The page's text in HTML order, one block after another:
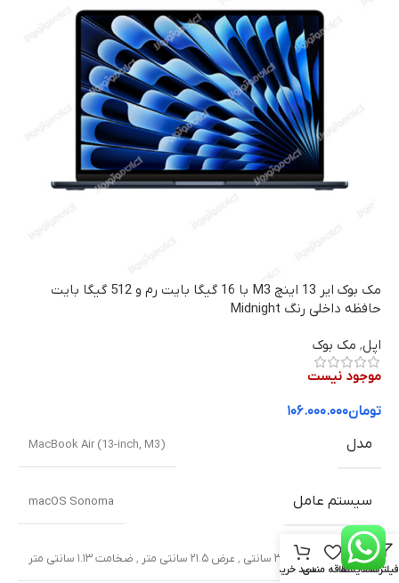
مک بوک ایر 13 اینچ M3 با 16 گیگا بایت رم و 512 گیگا بایت
حافظه داخلی رنگ Midnight
اپل, مک بوک
موجود نیست
تومان۱۰۶.۰۰۰.۰۰۰
مدل
MacBook Air (13-inch, M3)
سیستم عامل macOS Sonoma
ابعاد طول ۳۰.۴۱ سانتی ٬ عرض ۲۱.۵ سانتی متر ٬ ضخامت ۱.۱۳ سانتی متر
فیلترهامقایسهعلاقه مندیسبد خرید